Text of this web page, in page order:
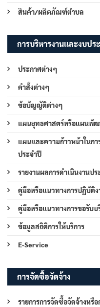
สินค้า/ผลิตภัณฑ์ตำบล
การบริหารงานและงบป
ประกาศต่างๆ
คำสั่งต่างๆ
ข้อบัญญัติต่างๆ
แผนยุทธศาสตร์หรือแผนพัฒ
แผนและความก้าวหน้าในก
ประจำปี
รายงานผลการดำเนินงานปร
คู่มือหรือแนวทางการปฏิบัติง
คู่มือหรือแนวทางการขอรับ
ข้อมูลสถิติการให้บริการ
E-Service
การจัดซื้อจัดจ้าง
รายการการจัดซื้อจัดจ้างหรื